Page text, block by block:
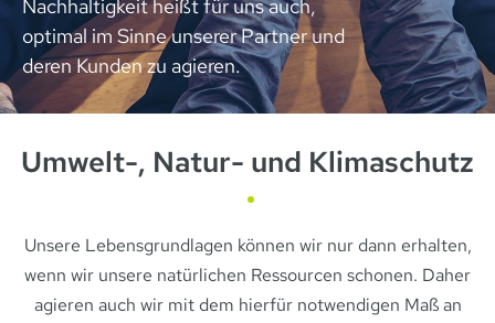
Nachhaltigkeit heißt für uns auch,
optimal im Sinne unserer Partner und
deren Kunden zu agieren.
Umwelt-, Natur- und Klimaschutz
Unsere Lebensgrundlagen können wir nur dann erhalten,
wenn wir unsere natürlichen Ressourcen schonen. Daher
agieren auch wir mit dem hierfür notwendigen Maß an